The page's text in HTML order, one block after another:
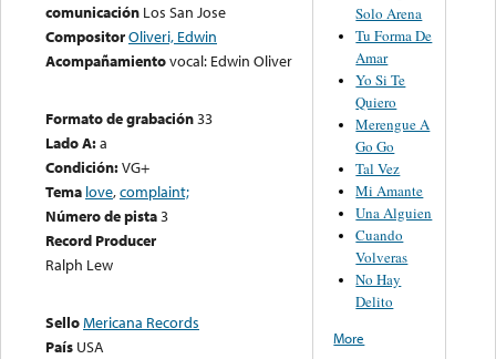
comunicación Los San Jose
CompositorOliveri, Edwin
Acompañamientovocal: Edwin Oliver
Formato de grabación33
Lado A:a
Condición:VG+
Tema love,complaint;
Número de pista3
Record Producer
Ralph Lew
SelloMericana Records
País USA
Solo Arena
Tu Forma De
Amar
Yo Si Te
Quiero
Merengue A
Go Go
Tal Vez
Mi Amante
Una Alguien
Cuando
Volveras
No Hay
Delito
More